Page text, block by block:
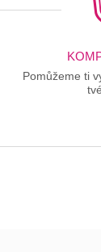
Pomůžeme ti